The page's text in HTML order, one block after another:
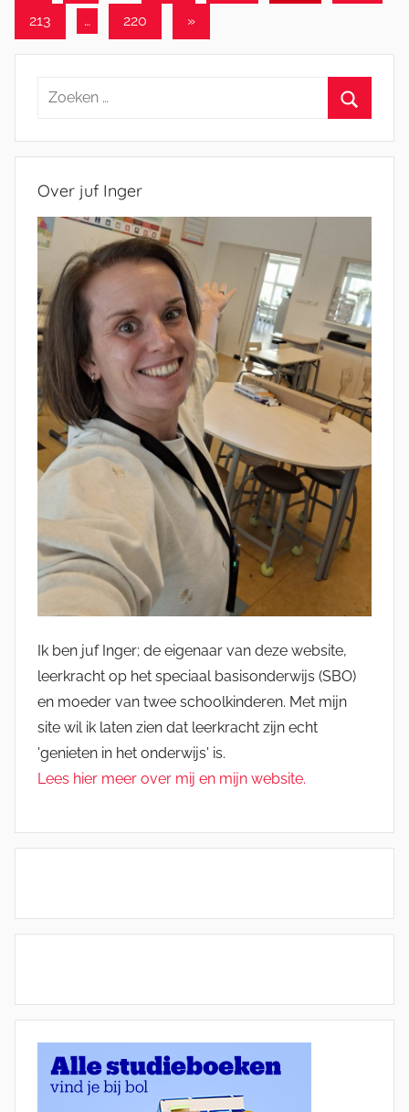
paginering
berichten
213 … 220
Volgende
»
Zoeken
Over juf Inger
Ik ben juf Inger; de eigenaar van deze website,
leerkracht op het speciaal basisonderwijs (SBO)
en moeder van twee schoolkinderen. Met mijn
site wil ik laten zien dat leerkracht zijn echt
'genieten in het onderwijs' is.
Lees hier meer over mij en mijn website.